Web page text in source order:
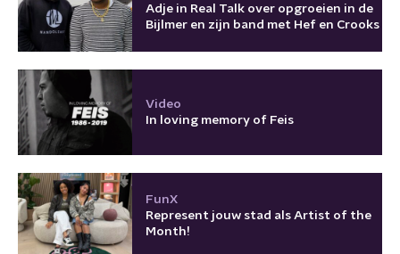
Adje in Real Talk over opgroeien in de
Bijlmer en zijn band met Hef en Crooks
Video
In loving memory of Feis
FunX
Represent jouw stad als Artist of the
Month!